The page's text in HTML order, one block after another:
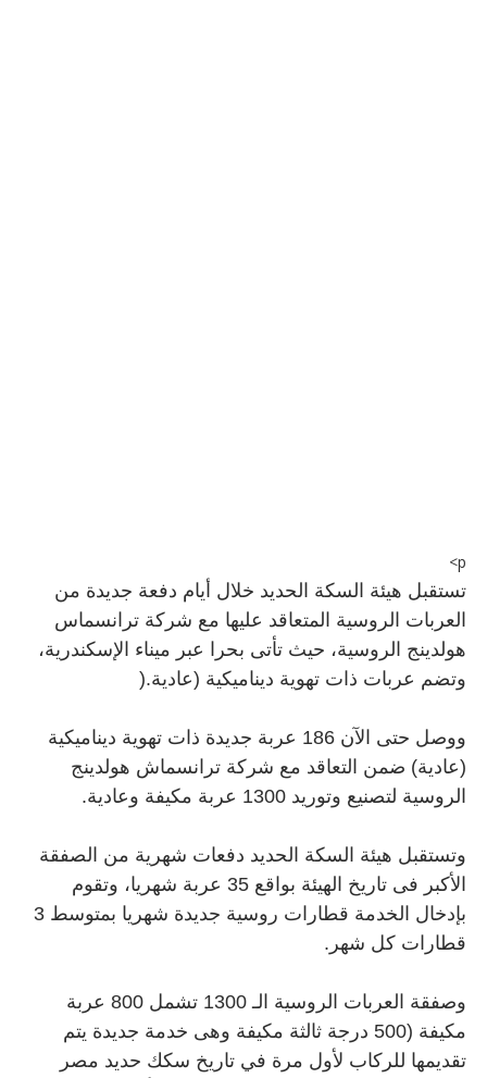
p>
تستقبل هيئة السكة الحديد خلال أيام دفعة جديدة من
العربات الروسية المتعاقد عليها مع شركة ترانسماس
هولدينج الروسية، حيث تأتى بحرا عبر ميناء الإسكندرية،
وتضم عربات ذات تهوية ديناميكية (عادية).
ووصل حتى الآن 186 عربة جديدة ذات تهوية ديناميكية
(عادية) ضمن التعاقد مع شركة ترانسماش هولدينج
الروسية لتصنيع وتوريد 1300 عربة مكيفة وعادية
.
وتستقبل هيئة السكة الحديد دفعات شهرية من الصفقة
الأكبر فى تاريخ الهيئة بواقع 35 عربة شهريا، وتقوم
بإدخال الخدمة قطارات روسية جديدة شهريا بمتوسط 3
قطارات كل شهر .
وصفقة العربات الروسية الـ 1300 تشمل 800 عربة
مكيفة (500 درجة ثالثة مكيفة وهى خدمة جديدة يتم
تقديمها للركاب لأول مرة في تاريخ سكك حديد مصر